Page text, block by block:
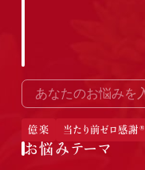
お悩みテーマ
億楽 当たり前ゼロ感謝®